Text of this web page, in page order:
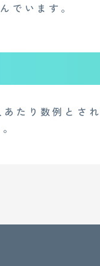
でいます。
たり数例とさ